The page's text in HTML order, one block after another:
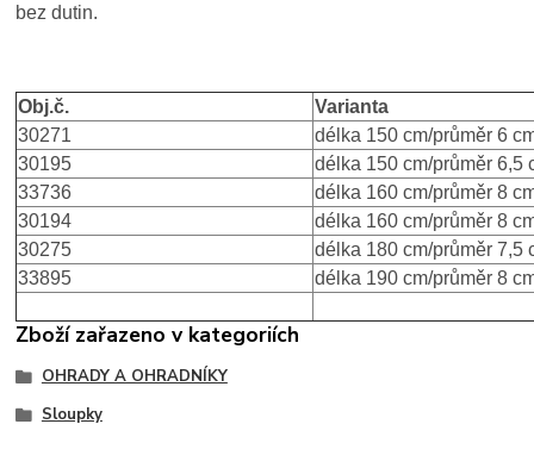
bez dutin.
Obj.č.
Varianta
30271
délka 150 cm/průměr 6
30195
délka 150 cm/průměr 6,5
33736
délka 160 cm/průměr 8
30194
délka 160 cm/průměr 8
30275
délka 180 cm/průměr 7,5
33895
délka 190 cm/průměr 8
Zboží zařazeno v kategoriích
OHRADY A OHRADNÍKY
Sloupky